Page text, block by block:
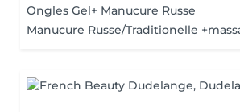
Ongles Gel+ Manucure Russe
Manucure Russe/Traditionelle